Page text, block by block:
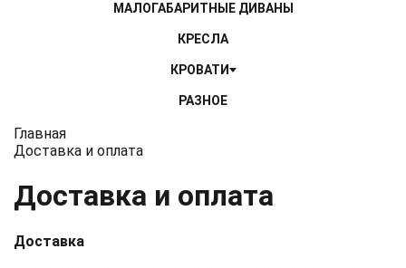
МАЛОГАБАРИТНЫЕ ДИВАНЫ
КРЕСЛА
КРОВАТИ
МАТРАСЫ
РАЗНОЕ
Главная
Доставка и оплата
Доставка и оплата
Доставка